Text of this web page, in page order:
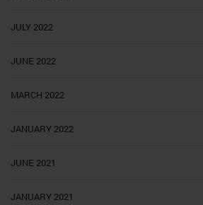
JULY 2022
JUNE 2022
MARCH 2022
JANUARY 2022
JUNE 2021
JANUARY 2021